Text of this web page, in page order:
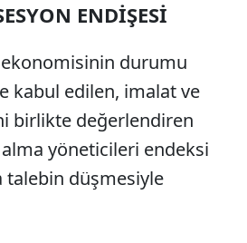
ENDİŞESİ
durumu
kabul edilen, imalat ve
birlikte değerlendiren
yöneticileri endeksi
talebin düşmesiyle